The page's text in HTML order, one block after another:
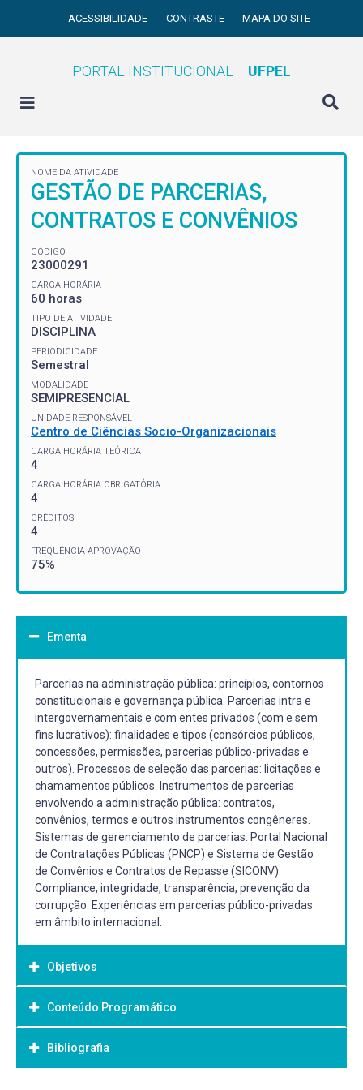
ACESSIBILIDADE CONTRASTE MAPA DO SITE
PORTAL INSTITUCIONAL UFPEL
NOME DA ATIVIDADE
GESTÃO DE PARCERIAS,
CONTRATOS E CONVÊNIOS
CÓDIGO
23000291
CARGA HORÁRIA
60 horas
TIPO DE ATIVIDADE
DISCIPLINA
PERIODICIDADE
Semestral
MODALIDADE
SEMIPRESENCIAL
UNIDADE RESPONSÁVEL
Centro de Ciências Socio-Organizacionais
CARGA HORÁRIA TEÓRICA
4
CARGA HORÁRIA OBRIGATÓRIA
4
CRÉDITOS
4
FREQUÊNCIA APROVAÇÃO
75%
Ementa
Parcerias na administração pública: princípios, contornos
constitucionais e governança pública. Parcerias intra e
intergovernamentais e com entes privados (com e sem
fins lucrativos): finalidades e tipos (consórcios públicos,
concessões, permissões, parcerias público-privadas e
outros). Processos de seleção das parcerias: licitações e
chamamentos públicos. Instrumentos de parcerias
envolvendo a administração pública: contratos,
convênios, termos e outros instrumentos congêneres.
Sistemas de gerenciamento de parcerias: Portal Nacional
de Contratações Públicas (PNCP) e Sistema de Gestão
de Convênios e Contratos de Repasse (SICONV).
Compliance, integridade, transparência, prevenção da
corrupção. Experiências em parcerias público-privadas
em âmbito internacional.
Objetivos
Objetivo Geral:
Oportunizar ao aluno conhecimento básico e
aprofundado sobre gestão de parcerias, contratos e
Conteúdo Programático
Bibliografia